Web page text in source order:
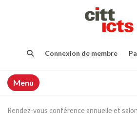
Connexion de membre
Menu
Rendez-vous conférence annuelle et